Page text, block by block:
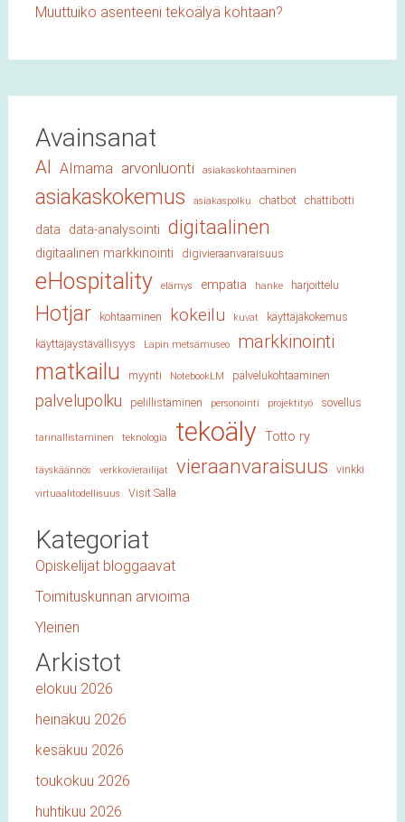
Muuttuiko asenteeni tekoälyä kohtaan?
Avainsanat
AI AImama arvonluonti asiakaskohtaaminen
asiakaskokemus asiakaspolku chatbot chattibotti
data data-analysointi digitaalinen
digitaalinen markkinointi digivieraanvaraisuus
eHospitality elämys empatia hanke harjoittelu
Hotjar kohtaaminen kokeilu kuvat
käyttäjäkokemus
käyttäjäystävällisyys
Lapin metsämuseo markkinointi
matkailu myynti NotebookLM palvelukohtaaminen
palvelupolku pelillistäminen personointi projektityö sovellus
tarinallistaminen teknologia tekoäly Totto ry
täyskäännös verkkovierailijat vieraanvaraisuus vinkki
virtuaalitodellisuus Visit Salla
Kategoriat
Opiskelijat bloggaavat
Toimituskunnan arvioima
Yleinen
Arkistot
elokuu 2026
heinäkuu 2026
kesäkuu 2026
toukokuu 2026
huhtikuu 2026